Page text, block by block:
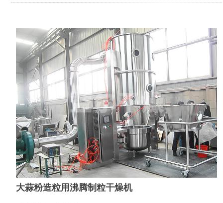
大蒜粉造粒用沸腾制粒干燥机